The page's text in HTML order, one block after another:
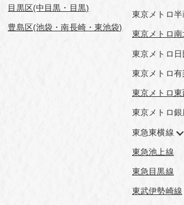
目黒区(中目黒・目黒)
豊島区(池袋・南長崎・東池袋)
東京メトロ半
東京メトロ南
東京メトロ日
東京メトロ有
東京メトロ東
東京メトロ銀
東急東横線
東急池上線
東急目黒線
東武伊勢崎線